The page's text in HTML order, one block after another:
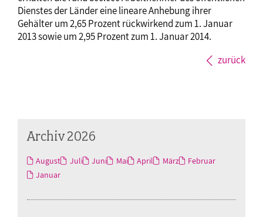
Dienstes der Länder eine lineare Anhebung ihrer
Gehälter um 2,65 Prozent rückwirkend zum 1. Januar
2013 sowie um 2,95 Prozent zum 1. Januar 2014.
zurück
Archiv 2026
August Juli Juni Mai April März
Februar
Januar